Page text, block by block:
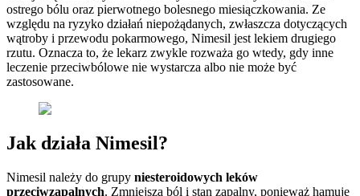
ostrego bólu oraz pierwotnego bolesnego miesiączkowania. Ze
względu na ryzyko działań niepożądanych, zwłaszcza dotyczących
wątroby i przewodu pokarmowego, Nimesil jest lekiem drugiego
rzutu. Oznacza to, że lekarz zwykle rozważa go wtedy, gdy inne
leczenie przeciwbólowe nie wystarcza albo nie może być
zastosowane.
Jak działa Nimesil?
Nimesil należy do grupy niesteroidowych leków
przeciwzapalnych. Zmniejsza ból i stan zapalny, ponieważ hamuje